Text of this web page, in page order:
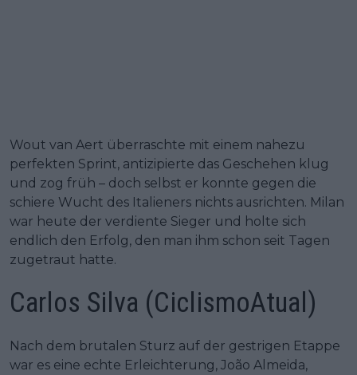
Wout van Aert überraschte mit einem nahezu
perfekten Sprint, antizipierte das Geschehen klug
und zog früh – doch selbst er konnte gegen die
schiere Wucht des Italieners nichts ausrichten. Milan
war heute der verdiente Sieger und holte sich
endlich den Erfolg, den man ihm schon seit Tagen
zugetraut hatte.
Carlos Silva (CiclismoAtual)
Nach dem brutalen Sturz auf der gestrigen Etappe
war es eine echte Erleichterung, João Almeida,